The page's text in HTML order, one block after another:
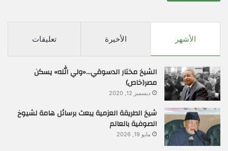
الأشهر الأخيرة تعليقات
الشيخ مختار الدسوقي…«ولي الله» يسكن
مصر(خاص)
ديسمبر 12, 2020
شيخ الطريقة العزمية يبعث برسائل هامة لشيوخ
الصوفية بالعالم
مايو 19, 2026